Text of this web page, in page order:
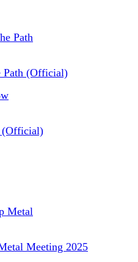
Path (Official)
(Official)
Meeting 2025